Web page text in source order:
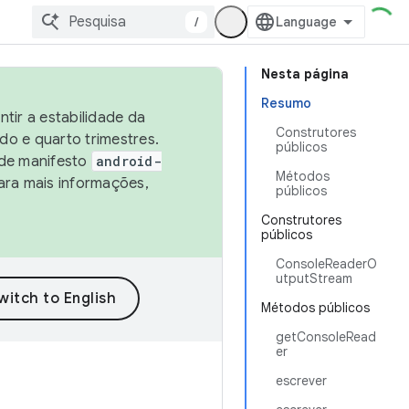
/
Nesta página
Resumo
Construtores
públicos
Métodos
públicos
Construtores
públicos
ConsoleReaderO
utputStream
Métodos públicos
getConsoleRead
er
escrever
a estabilidade da
e quarto trimestres.
manifesto
android-
mais informações,